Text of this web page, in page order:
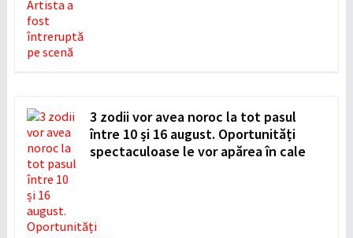
3 zodii vor avea noroc la tot pasul
între 10 și 16 august. Oportunități
spectaculoase le vor apărea în cale